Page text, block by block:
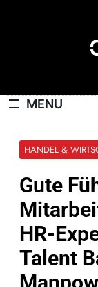
MENU
HANDEL &
Gute
HR-
Talent